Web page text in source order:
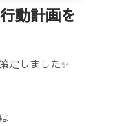
動計画を
定しました✨